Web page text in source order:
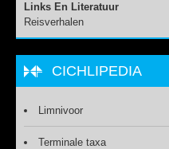
Links En Literatuur
Reisverhalen
CICHLIPEDIA
Limnivoor
Terminale taxa